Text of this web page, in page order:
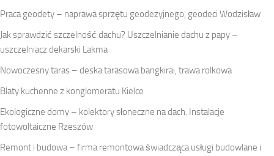
Praca geodety – naprawa sprzętu geodezyjnego, geodeci Wodzisław
Jak sprawdzić szczelność dachu? Uszczelnianie dachu z papy –
uszczelniacz dekarski Lakma
Nowoczesny taras – deska tarasowa bangkirai, trawa rolkowa
Blaty kuchenne z konglomeratu Kielce
Ekologiczne domy – kolektory słoneczne na dach. Instalacje
fotowoltaiczne Rzeszów
Remont i budowa – firma remontowa świadcząca usługi budowlane i